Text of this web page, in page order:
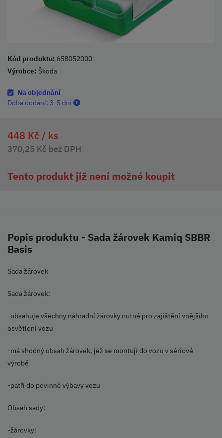
Kód produktu: 658052000
Výrobce: Škoda
Na objednání
Doba dodání: 3-5 dní
448 Kč / ks
370,25 Kč bez DPH
Tento produkt již není možné koupit
Popis produktu - Sada žárovek Kamiq SBBR
Basis
Sada žárovek
Sada žárovek:
-obsahuje všechny náhradní žárovky nutné pro zajištění vnějšího
osvětlení vozu
-má shodný obsah žárovek, jež se montují do vozu v sériové
výrobě
-patří do povinné výbavy vozu
Obsah sady:
-žárovky: